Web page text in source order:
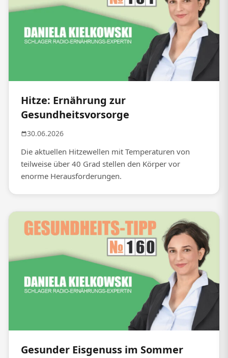
Hitze: Ernährung zur
Gesundheitsvorsorge
30.06.2026
Die aktuellen Hitzewellen mit Temperaturen von
teilweise über 40 Grad stellen den Körper vor
enorme Herausforderungen.
Gesunder Eisgenuss im Sommer